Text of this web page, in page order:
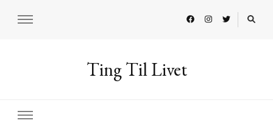
Ting Til Livet